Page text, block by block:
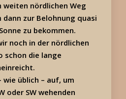
weiten nördlichen Weg
dann zur Belohnung quasi
zu bekommen.
noch in der nördlichen
schon die lange
üblich – auf, um
oder SW wehenden